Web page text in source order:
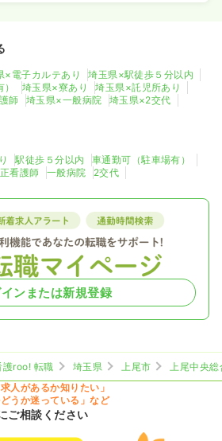
×電子カルテあり
埼玉県×駅徒歩５分以内
埼玉県×寮あり
埼玉県×託児所あり
師 埼玉県×一般病院 埼玉県×2交代
駅徒歩５分以内
車通勤可（駐車場有）
正看護師 一般病院 2交代
インまたは新規登録
護roo! 転職 埼玉県 上尾市
上尾中央
人があるか知りたい」
どうか迷っている」など
ご相談ください